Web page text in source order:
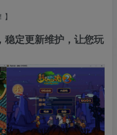
定更新维护，让您玩